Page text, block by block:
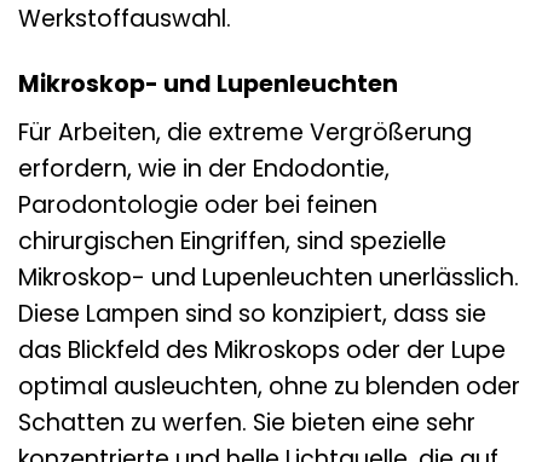
Werkstoffauswahl.
Mikroskop- und Lupenleuchten
Für Arbeiten, die extreme Vergrößerung
erfordern, wie in der Endodontie,
Parodontologie oder bei feinen
chirurgischen Eingriffen, sind spezielle
Mikroskop- und Lupenleuchten unerlässlich.
Diese Lampen sind so konzipiert, dass sie
das Blickfeld des Mikroskops oder der Lupe
optimal ausleuchten, ohne zu blenden oder
Schatten zu werfen. Sie bieten eine sehr